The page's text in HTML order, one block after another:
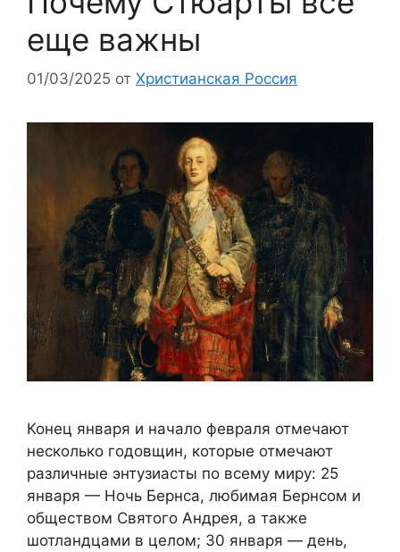
еще важны
01/03/2025 от Христианская Россия
Конец января и начало февраля отмечают
несколько годовщин, которые отмечают
различные энтузиасты по всему миру: 25
января — Ночь Бернса, любимая Бернсом и
обществом Святого Андрея, а также
шотландцами в целом; 30 января — день,